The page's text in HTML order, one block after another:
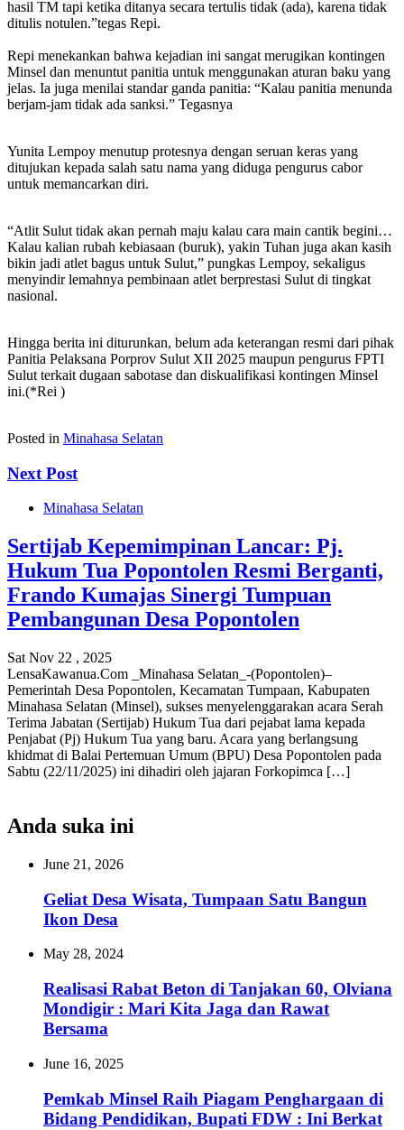
hasil TM tapi ketika ditanya secara tertulis tidak (ada), karena tidak
ditulis notulen.”tegas Repi. ‎
‎Repi menekankan bahwa kejadian ini sangat merugikan kontingen
Minsel dan menuntut panitia untuk menggunakan aturan baku yang
jelas. Ia juga menilai standar ganda panitia: “Kalau panitia menunda
berjam-jam tidak ada sanksi.” Tegasnya
Yunita Lempoy menutup protesnya dengan seruan keras yang
ditujukan kepada salah satu nama yang diduga pengurus cabor
untuk memancarkan diri.
“Atlit Sulut tidak akan pernah maju kalau cara main cantik begini…
Kalau kalian rubah kebiasaan (buruk), yakin Tuhan juga akan kasih
bikin jadi atlet bagus untuk Sulut,” pungkas Lempoy, sekaligus
menyindir lemahnya pembinaan atlet berprestasi Sulut di tingkat
nasional.
Hingga berita ini diturunkan, belum ada keterangan resmi dari pihak
Panitia Pelaksana Porprov Sulut XII 2025 maupun pengurus FPTI
Sulut terkait dugaan sabotase dan diskualifikasi kontingen Minsel
ini.(*Rei )
Posted in Minahasa Selatan
Next Post
Minahasa Selatan
Sertijab Kepemimpinan Lancar: Pj.
Hukum Tua Popontolen Resmi Berganti,
Frando Kumajas Sinergi Tumpuan
Pembangunan Desa Popontolen
Sat Nov 22 , 2025
LensaKawanua.Com ‎‎_Minahasa Selatan_-(Popontolen)–
Pemerintah Desa Popontolen, Kecamatan Tumpaan, Kabupaten
Minahasa Selatan (Minsel), sukses menyelenggarakan acara Serah
Terima Jabatan (Sertijab) Hukum Tua dari pejabat lama kepada
Penjabat (Pj) Hukum Tua yang baru. Acara yang berlangsung
khidmat di Balai Pertemuan Umum (BPU) Desa Popontolen pada
Sabtu (22/11/2025) ini dihadiri oleh jajaran Forkopimca […]
Anda suka ini
June 21, 2026
‎Geliat Desa Wisata, Tumpaan Satu Bangun
Ikon Desa
May 28, 2024
Realisasi Rabat Beton di Tanjakan 60, Olviana
Mondigir : Mari Kita Jaga dan Rawat
Bersama
June 16, 2025
Pemkab Minsel Raih Piagam Penghargaan di
Bidang Pendidikan, Bupati FDW : Ini Berkat